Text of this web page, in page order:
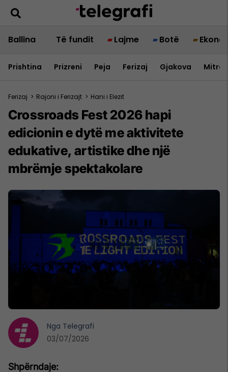
Ballina Të fundit Lajme Botë
Prishtina Prizreni Peja Ferizaj Gjakova
Ferizaj > Rajoni i Ferizajt > Hani i Elezit
Crossroads Fest 2026 hapi
edicionin e dytë me aktivitete
edukative, artistike dhe një
mbrëmje spektakolare
Nga Telegrafi
03/07/2026